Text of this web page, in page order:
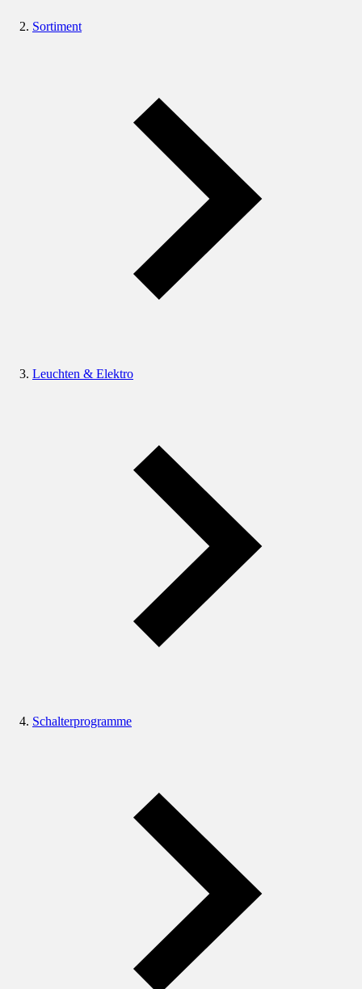
Sortiment
Leuchten & Elektro
Schalterprogramme